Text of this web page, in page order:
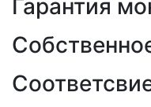
Гарантия